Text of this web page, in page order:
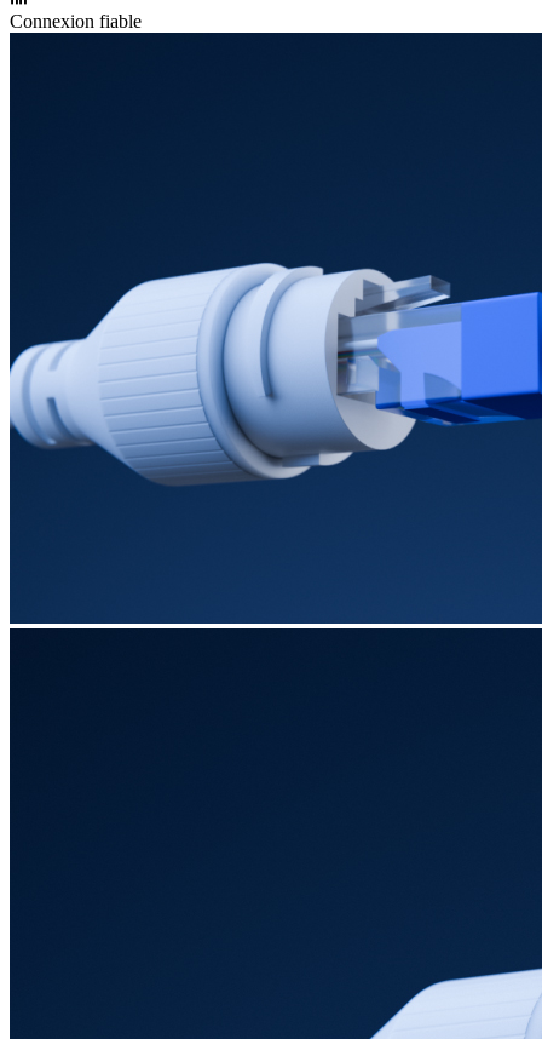
Connexion fiable